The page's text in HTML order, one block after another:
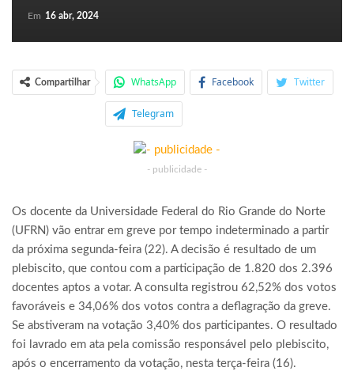
Em 16 abr, 2024
Compartilhar WhatsApp Facebook Twitter
Telegram
- publicidade -
Os docente da Universidade Federal do Rio Grande do Norte
(UFRN) vão entrar em greve por tempo indeterminado a partir
da próxima segunda-feira (22). A decisão é resultado de um
plebiscito, que contou com a participação de 1.820 dos 2.396
docentes aptos a votar. A consulta registrou 62,52% dos votos
favoráveis e 34,06% dos votos contra a deflagração da greve.
Se abstiveram na votação 3,40% dos participantes. O resultado
foi lavrado em ata pela comissão responsável pelo plebiscito,
após o encerramento da votação, nesta terça-feira (16).